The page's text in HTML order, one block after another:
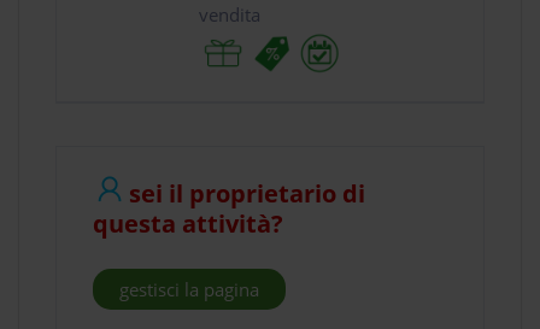
vendita
sei il proprietario di
questa attività?
gestisci la pagina